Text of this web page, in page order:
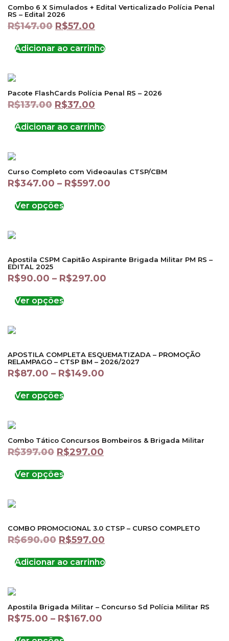
Combo 6 X Simulados + Edital Verticalizado Polícia Penal
RS – Edital 2026
R$147.00 R$57.00
Adicionar ao carrinho
Pacote FlashCards Polícia Penal RS – 2026
R$137.00 R$37.00
Adicionar ao carrinho
Curso Completo com Videoaulas CTSP/CBM
R$347.00 – R$597.00
Ver opções
Apostila CSPM Capitão Aspirante Brigada Militar PM RS –
EDITAL 2025
R$90.00 – R$297.00
Ver opções
APOSTILA COMPLETA ESQUEMATIZADA – PROMOÇÃO
RELAMPAGO – CTSP BM – 2026/2027
R$87.00 – R$149.00
Ver opções
Combo Tático Concursos Bombeiros & Brigada Militar
R$397.00 R$297.00
Ver opções
COMBO PROMOCIONAL 3.0 CTSP – CURSO COMPLETO
R$690.00 R$597.00
Adicionar ao carrinho
Apostila Brigada Militar – Concurso Sd Polícia Militar RS
R$75.00 – R$167.00